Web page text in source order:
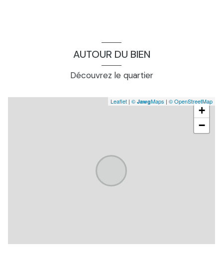
AUTOUR DU BIEN
Découvrez le quartier
+
−
Leaflet | © JawgMaps | © OpenStreetMap